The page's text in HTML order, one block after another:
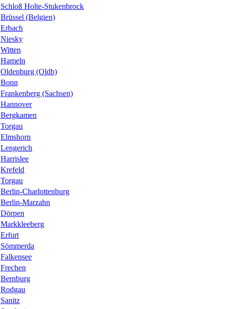
Schloß Holte-Stukenbrock
Brüssel (Belgien)
Erbach
Niesky
Witten
Hameln
Oldenburg (Oldb)
Bonn
Frankenberg (Sachsen)
Hannover
Bergkamen
Torgau
Elmshorn
Lengerich
Harrislee
Krefeld
Torgau
Berlin-Charlottenburg
Berlin-Marzahn
Dörpen
Markkleeberg
Erfurt
Sömmerda
Falkensee
Frechen
Bernburg
Rodgau
Sanitz